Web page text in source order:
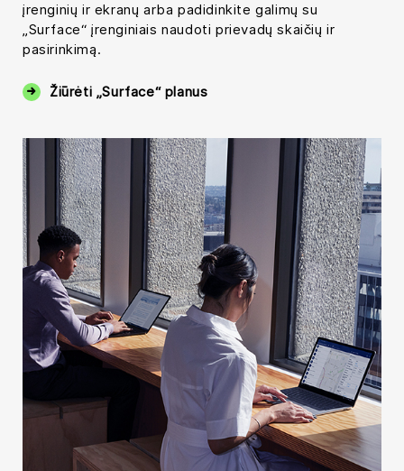
įrenginių ir ekranų arba padidinkite galimų su
„Surface“ įrenginiais naudoti prievadų skaičių ir
pasirinkimą.
Žiūrėti „Surface“ planus